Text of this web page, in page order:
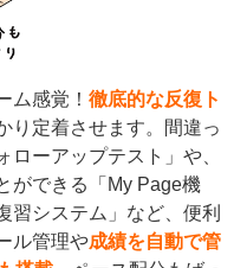
ム感覚！ 徹底的な反復ト
り定着させます。間違っ
ーアップテスト」や、
ができる「My Page機
習システム」など、便利
ル管理や成績を自動で管